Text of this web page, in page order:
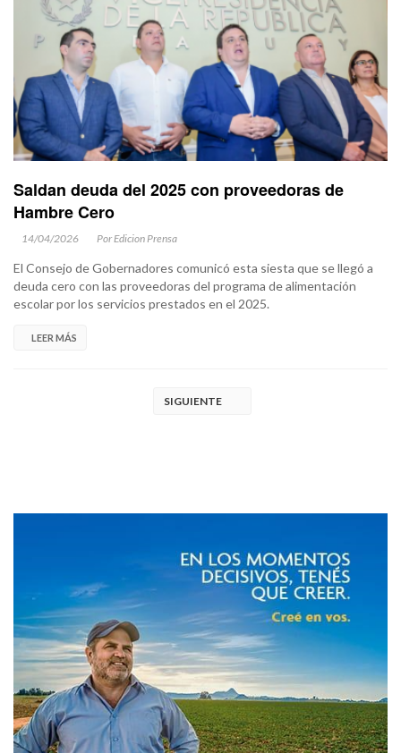
Saldan deuda del 2025 con proveedoras de
Hambre Cero
14/04/2026 Por Edicion Prensa
El Consejo de Gobernadores comunicó esta siesta que se llegó a
deuda cero con las proveedoras del programa de alimentación
escolar por los servicios prestados en el 2025.
LEER MÁS
SIGUIENTE